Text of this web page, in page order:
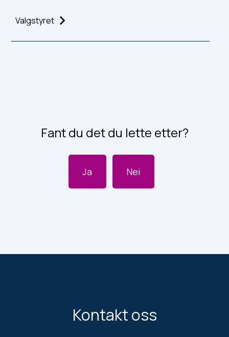
Valgstyret
Fant du det du lette etter?
Ja Nei
Kontakt oss